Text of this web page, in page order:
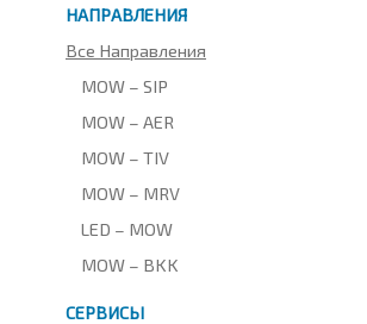
НАПРАВЛЕНИЯ
Все Направления
MOW – SIP
MOW – AER
MOW – TIV
MOW – MRV
LED – MOW
MOW – BKK
СЕРВИСЫ